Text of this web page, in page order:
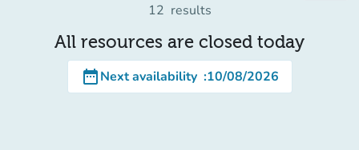
12 results
All resources are closed today
date_rangeNext availability :10/08/2026